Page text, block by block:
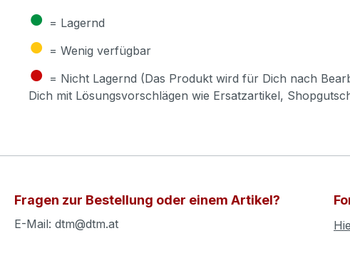
● = Lagernd
● = Wenig verfügbar
● = Nicht Lagernd (Das Produkt wird für Dich nach
Dich mit Lösungsvorschlägen wie Ersatzartikel,
Fragen zur Bestellung oder einem Artikel?
E-Mail: dtm@dtm.at